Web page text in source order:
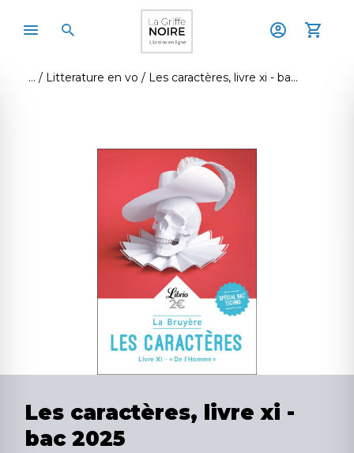
Litterature en vo Les caractères, livre xi - bac 2025
Les caractères, livre xi -
bac 2025